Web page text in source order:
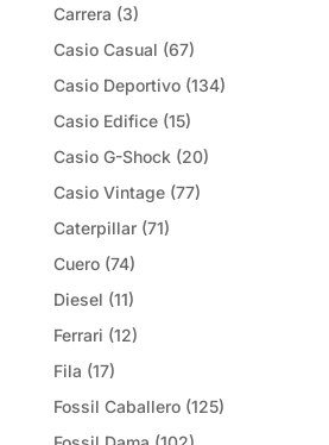
Carrera (3)
Casio Casual (67)
Casio Deportivo (134)
Casio Edifice (15)
Casio G-Shock (20)
Casio Vintage (77)
Caterpillar (71)
Cuero (74)
Diesel (11)
Ferrari (12)
Fila (17)
Fossil Caballero (125)